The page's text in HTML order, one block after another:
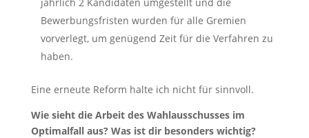
Bewerbungsfristen wurden für alle Gremien
vorverlegt, um genügend Zeit für die Verfahren zu
haben.
Eine erneute Reform halte ich nicht für sinnvoll.
Wie sieht die Arbeit des Wahlausschusses im
Optimalfall aus? Was ist dir besonders wichtig?